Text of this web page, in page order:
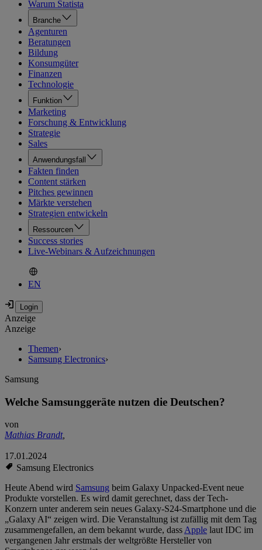
Warum Statista
Branche
Agenturen
Beratungen
Bildung
Konsumgüter
Finanzen
Technologie
Funktion
Marketing
Forschung & Entwicklung
Strategie
Sales
Anwendungsfall
Fakten finden
Content stärken
Pitches gewinnen
Märkte verstehen
Strategien entwickeln
Ressourcen
Success stories
Live-Webinars & Aufzeichnungen
EN
Anzeige
Anzeige
Themen›
Samsung Electronics›
Samsung
Welche Samsunggeräte nutzen die Deutschen?
von
Mathias Brandt,
17.01.2024
Samsung Electronics
Heute Abend wird Samsung beim Galaxy Unpacked-Event neue
Produkte vorstellen. Es wird damit gerechnet, dass der Tech-
Konzern unter anderem sein neues Galaxy-S24-Smartphone und die
„Galaxy AI“ zeigen wird. Die Veranstaltung ist zufällig mit dem Tag
zusammengefallen, an dem bekannt wurde, dassApple laut IDC im
vergangenen Jahr erstmals der weltgrößte Hersteller von